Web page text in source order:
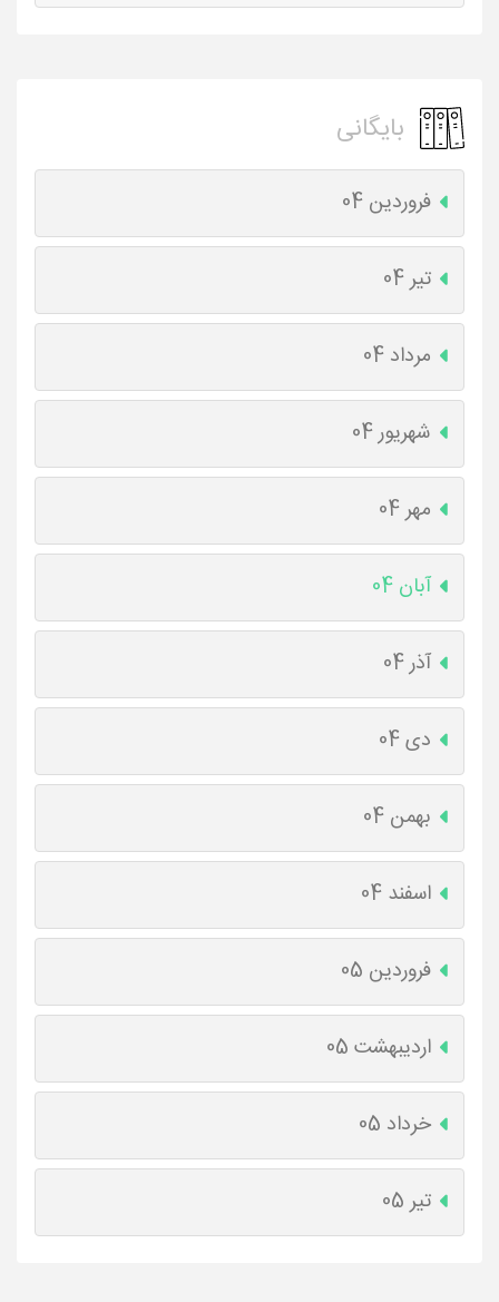
بایگانی
فروردین 04
تیر 04
مرداد 04
شهریور 04
مهر 04
آبان 04
آذر 04
دی 04
بهمن 04
اسفند 04
فروردین 05
اردیبهشت 05
خرداد 05
تیر 05